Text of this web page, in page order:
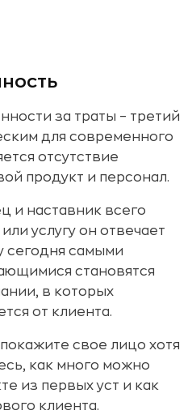
за траты – третий
для современного
отсутствие
продукт и персонал.
и наставник всего
услугу он отвечает
сегодня самыми
становятся
в которых
от клиента.
свое лицо хотя
как много можно
из первых уст и как
клиента.